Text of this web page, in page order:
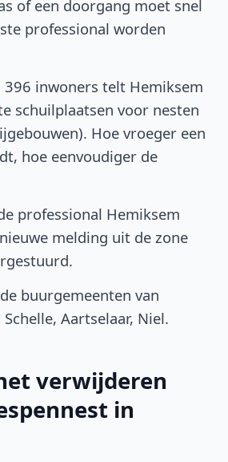
of een doorgang moet snel
professional worden
396 inwoners telt Hemiksem
schuilplaatsen voor nesten
Hoe vroeger een
hoe eenvoudiger de
professional Hemiksem
melding uit de zone
buurgemeenten van
Aartselaar, Niel.
verwijderen
in